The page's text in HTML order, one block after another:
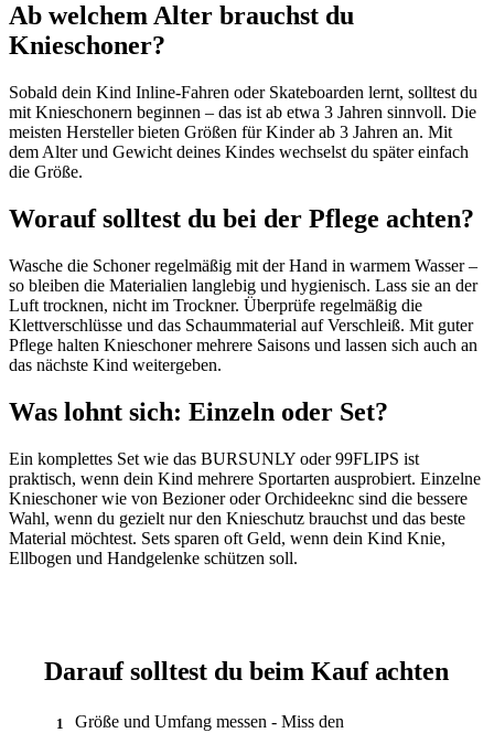
Ab welchem Alter brauchst du
Knieschoner?
Sobald dein Kind Inline-Fahren oder Skateboarden lernt, solltest du
mit Knieschonern beginnen – das ist ab etwa 3 Jahren sinnvoll. Die
meisten Hersteller bieten Größen für Kinder ab 3 Jahren an. Mit
dem Alter und Gewicht deines Kindes wechselst du später einfach
die Größe.
Worauf solltest du bei der Pflege achten?
Wasche die Schoner regelmäßig mit der Hand in warmem Wasser –
so bleiben die Materialien langlebig und hygienisch. Lass sie an der
Luft trocknen, nicht im Trockner. Überprüfe regelmäßig die
Klettverschlüsse und das Schaummaterial auf Verschleiß. Mit guter
Pflege halten Knieschoner mehrere Saisons und lassen sich auch an
das nächste Kind weitergeben.
Was lohnt sich: Einzeln oder Set?
Ein komplettes Set wie das BURSUNLY oder 99FLIPS ist
praktisch, wenn dein Kind mehrere Sportarten ausprobiert. Einzelne
Knieschoner wie von Bezioner oder Orchideeknc sind die bessere
Wahl, wenn du gezielt nur den Knieschutz brauchst und das beste
Material möchtest. Sets sparen oft Geld, wenn dein Kind Knie,
Ellbogen und Handgelenke schützen soll.
Darauf solltest du beim Kauf achten
1
Größe und Umfang messen - Miss den